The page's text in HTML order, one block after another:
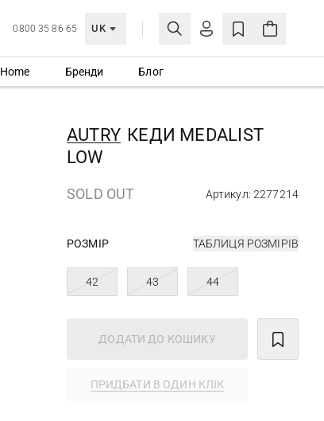
0800 35 86 65 UK
МОЯ ОБЛІКІВКА
Home Бренди Блог
AUTRY КЕДИ MEDALIST
LOW
SOLD OUT Артикул: 2277214
РОЗМІР ТАБЛИЦЯ РОЗМІРІВ
42 43 44
ДОДАТИ ДО КОШИКУ
ПРИДБАТИ В ОДИН КЛІК